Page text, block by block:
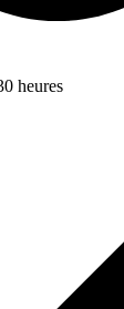
heures